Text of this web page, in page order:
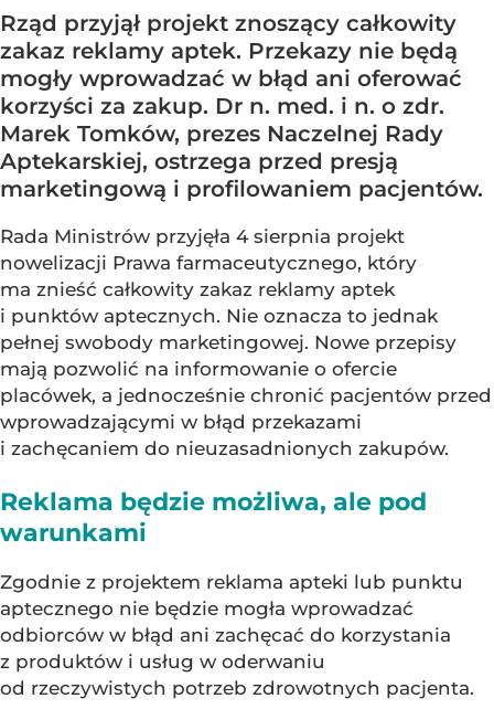
Rząd przyjął projekt znoszący całkowity
zakaz reklamy aptek. Przekazy nie będą
mogły wprowadzać w błąd ani oferować
korzyści za zakup. Dr n. med. i n. o zdr.
Marek Tomków, prezes Naczelnej Rady
Aptekarskiej, ostrzega przed presją
marketingową i profilowaniem pacjentów.
Rada Ministrów przyjęła 4 sierpnia projekt
nowelizacji Prawa farmaceutycznego, który
ma znieść całkowity zakaz reklamy aptek
i punktów aptecznych. Nie oznacza to jednak
pełnej swobody marketingowej. Nowe przepisy
mają pozwolić na informowanie o ofercie
placówek, a jednocześnie chronić pacjentów przed
wprowadzającymi w błąd przekazami
i zachęcaniem do nieuzasadnionych zakupów.
Reklama będzie możliwa, ale pod
warunkami
Zgodnie z projektem reklama apteki lub punktu
aptecznego nie będzie mogła wprowadzać
odbiorców w błąd ani zachęcać do korzystania
z produktów i usług w oderwaniu
od rzeczywistych potrzeb zdrowotnych pacjenta.